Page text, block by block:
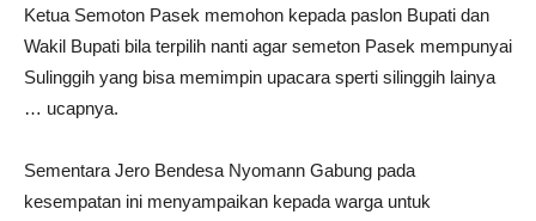
Ketua Semoton Pasek memohon kepada paslon Bupati dan
Wakil Bupati bila terpilih nanti agar semeton Pasek mempunyai
Sulinggih yang bisa memimpin upacara sperti silinggih lainya
… ucapnya.
Sementara Jero Bendesa Nyomann Gabung pada
kesempatan ini menyampaikan kepada warga untuk